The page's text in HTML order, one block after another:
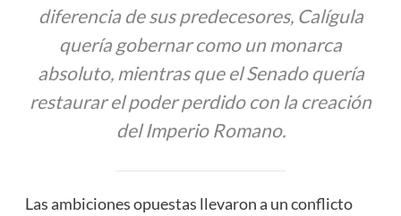
diferencia de sus predecesores, Calígula
quería gobernar como un monarca
absoluto, mientras que el Senado quería
restaurar el poder perdido con la creación
del Imperio Romano.
Las ambiciones opuestas llevaron a un conflicto